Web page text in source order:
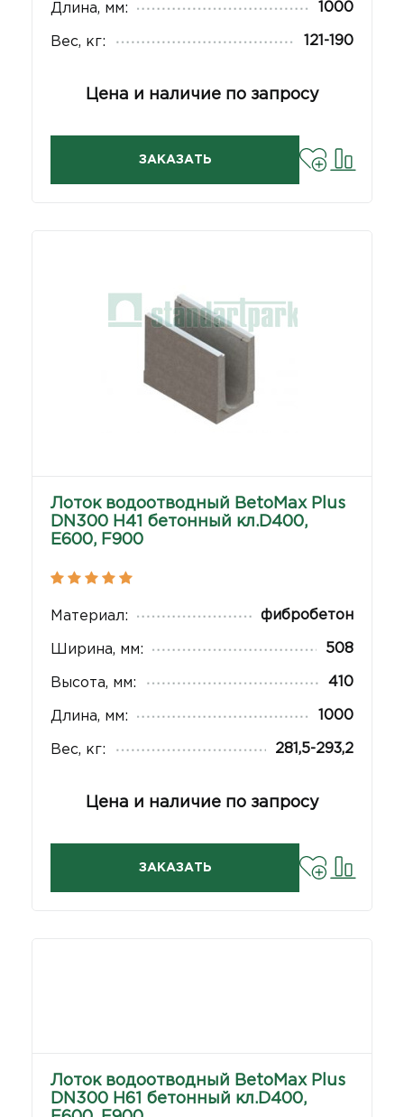
Длина, мм: 1000
Вес, кг: 121-190
Цена и наличие по запросу
ЗАКАЗАТЬ
Лоток водоотводный BetoMax Plus
DN300 H41 бетонный кл.D400,
E600, F900
Материал: фибробетон
Ширина, мм: 508
Высота, мм: 410
Длина, мм: 1000
Вес, кг: 281,5-293,2
Цена и наличие по запросу
ЗАКАЗАТЬ
Лоток водоотводный BetoMax Plus
DN300 H61 бетонный кл.D400,